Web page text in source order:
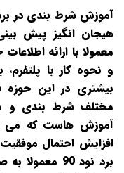
هیجان‌ انگیز پیش‌
معمولا با ارائه
و نحوه کار با
بیشتری در این حوزه
مختلف شرط‌ بندی و
آموزش‌ هاست که می‌
افزایش احتمال
برد نود 90